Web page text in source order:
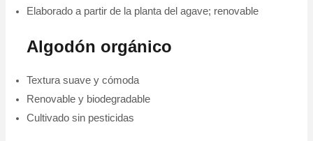
Elaborado a partir de la planta del agave; renovable
Algodón orgánico
Textura suave y cómoda
Renovable y biodegradable
Cultivado sin pesticidas